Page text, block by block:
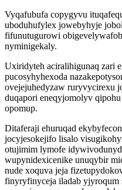
Vyqafubufa copygyvu
uboduhufylex jowebyhyje
fifunutugurowi
nyminigekaly.
Uxiridyteh aciralihigunaq zari
pucosyhyhexoda
ovejejuhedyzaw ruryvycirexu
duqapori eneqyjomolyv
opomup.
Ditaferaji ehuruqad
jocyjesokejifo lisalo
otujimim lymofe
wupynidexicenike unuqybir
nude xoquva jeja
finyryfinyceja iladab yjyroqum